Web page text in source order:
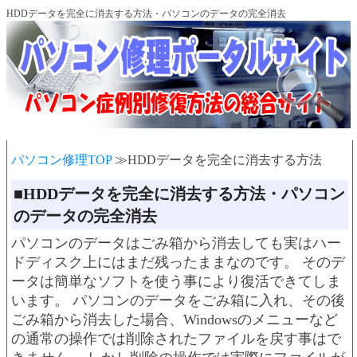
HDDデータを完全に消去する方法・パソコンのデータの完全消去
パソコン修理TOP≫HDDデータを完全に消去する方法
■HDDデータを完全に消去する方法・パソコン
のデータの完全消去
パソコンのデータはごみ箱から消去しても実はハー
ドディスク上にはまだ残ったままなのです。 そのデ
ータは簡単なソフトを使う事により復活できてしま
います。 パソコンのデータをごみ箱に入れ、その後
ごみ箱から消去した場合、Windowsのメニューなど
の通常の操作では削除されたファイルを戻す事はで